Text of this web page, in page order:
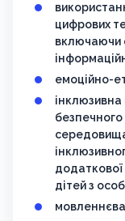
цифрових
включаючи
емоційно-
безпечного
додаткової
дітей з